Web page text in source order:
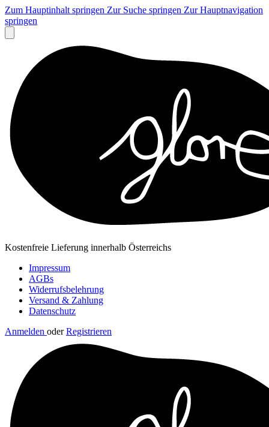
Zum Hauptinhalt springen Zur Suche springen Zur Hauptnavigation
springen
Kostenfreie Lieferung innerhalb Österreichs
Impressum
AGBs
Widerrufsbelehrung
Versand & Zahlung
Datenschutz
Anmelden oder Registrieren